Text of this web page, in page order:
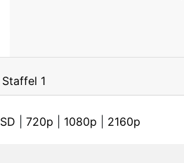
Staffel 1
SD 720p 1080p 2160p